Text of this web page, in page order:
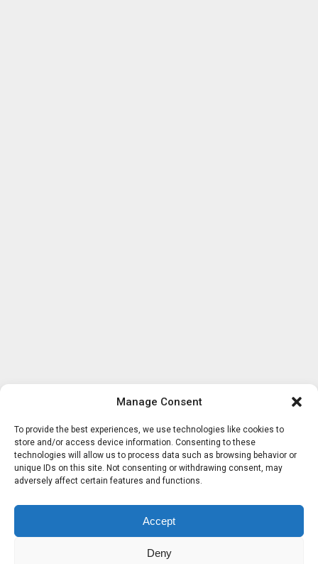
Manage Consent
To provide the best experiences, we use technologies like cookies to
store and/or access device information. Consenting to these
technologies will allow us to process data such as browsing behavior or
unique IDs on this site. Not consenting or withdrawing consent, may
adversely affect certain features and functions.
Accept
Deny